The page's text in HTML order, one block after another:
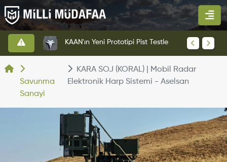
Altınay Savunma Grubu Yeni Yönetim Yapısına Geçti KAAN'ın Yeni Prototipi Pist Testlerine Başladı
Savunma
Sanayi
KARA SOJ (KORAL) | Mobil Radar
Elektronik Harp Sistemi - Aselsan